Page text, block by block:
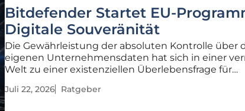
Bitdefender Startet EU-
Digitale Souveränität
Die Gewährleistung der absoluten Kontrolle über
eigenen Unternehmensdaten hat sich in einer
Welt zu einer existenziellen Überlebensfrage für
Umfrage des Marktforschungsunternehmens IDC
Juli 22, 2026 Ratgeber